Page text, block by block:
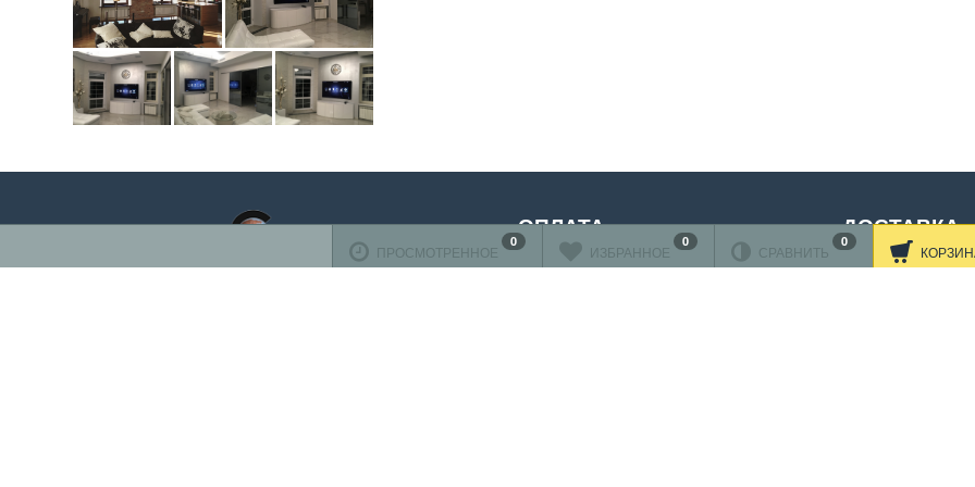
СРАВНИТЬ
0
ИЗБРАННОЕ
0
ПРОСМОТРЕННОЕ
0
ОПЛАТА
Оплата банковскими картами
ДОСТАВКА